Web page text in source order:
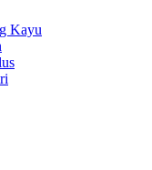
Kayu